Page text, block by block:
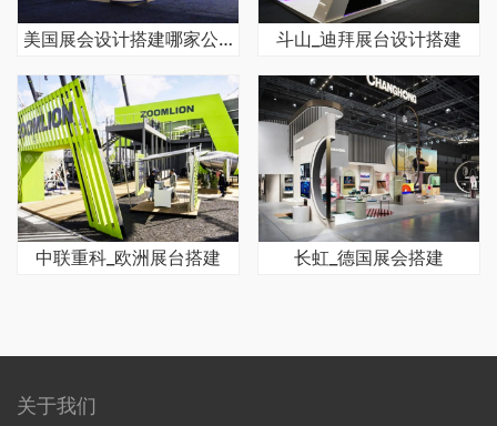
美国展会设计搭建哪家公司好 斗山_迪拜展台设计搭建
中联重科_欧洲展台搭建 长虹_德国展会搭建
关于我们